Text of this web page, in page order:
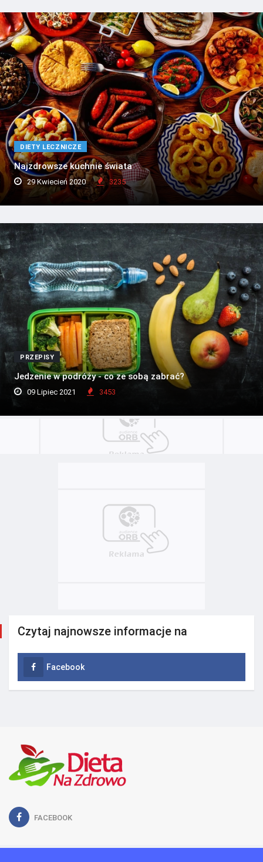
DIETY LECZNICZE
Najzdrowsze kuchnie świata
29 Kwiecień 2020 3235
PRZEPISY
Jedzenie w podróży - co ze sobą zabrać?
09 Lipiec 2021 3453
Czytaj najnowsze informacje na
Facebook
FACEBOOK